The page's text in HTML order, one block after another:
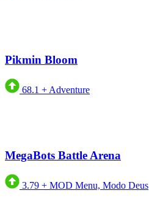
Pikmin Bloom
68.1 + Adventure
MegaBots Battle Arena
3.79 + MOD Menu, Modo Deus